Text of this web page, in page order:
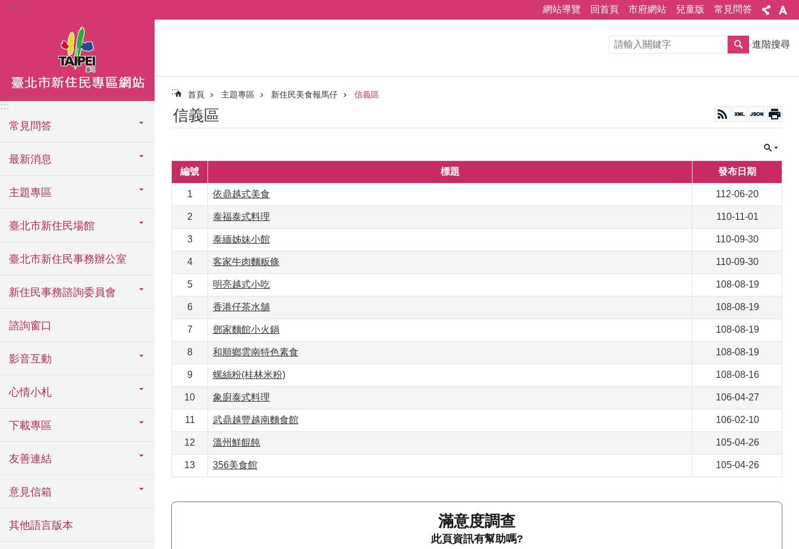
跳到主要內容區塊
::: 網站導覽 回首頁 市府網站 兒童版 常見問答
:::
常見問答
最新消息
主題專區
臺北市新住民場館
臺北市新住民事務辦公室
新住民事務諮詢委員會
諮詢窗口
影音互動
心情小札
下載專區
友善連結
意見信箱
其他語言版本
進階搜尋
::: 首頁 主題專區 新住民美食報馬仔 信義區
信義區
編號 標題 發布日期
1 依鼎越式美食 112-06-20
2 泰福泰式料理 110-11-01
3 泰緬姊妹小館 110-09-30
4 客家牛肉麵粄條 110-09-30
5 明亮越式小吃 108-08-19
6 香港仔茶水舖 108-08-19
7 鄧家麵館小火鍋 108-08-19
8 和順鄉雲南特色素食 108-08-19
9 螺絲粉(桂林米粉) 108-08-16
10 象廚泰式料理 106-04-27
11 武鼎越豐越南麵食館 106-02-10
12 溫州鮮餛飩 105-04-26
13 356美食館 105-04-26
滿意度調查
此頁資訊有幫助嗎?